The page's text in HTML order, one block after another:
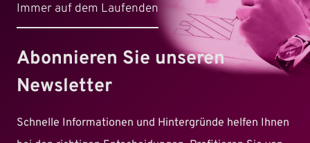
Immer auf dem Laufenden
Abonnieren Sie unseren
Newsletter
Schnelle Informationen und Hintergründe helfen Ihnen